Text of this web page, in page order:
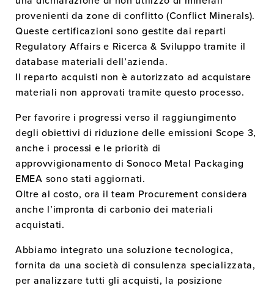
NOTIZIE
CARRIERA
IMBALLAGGI DI CARTA
CONTATTA
provenienti da zone di conflitto (Conflict Minerals).
Queste certificazioni sono gestite dai reparti
Regulatory Affairs e Ricerca & Sviluppo tramite il
database materiali dell’azienda.
Il reparto acquisti non è autorizzato ad acquistare
materiali non approvati tramite questo processo.
Per favorire i progressi verso il raggiungimento
degli obiettivi di riduzione delle emissioni Scope 3,
anche i processi e le priorità di
approvvigionamento di Sonoco Metal Packaging
EMEA sono stati aggiornati.
Oltre al costo, ora il team Procurement considera
anche l’impronta di carbonio dei materiali
acquistati.
Abbiamo integrato una soluzione tecnologica,
fornita da una società di consulenza specializzata,
per analizzare tutti gli acquisti, la posizione